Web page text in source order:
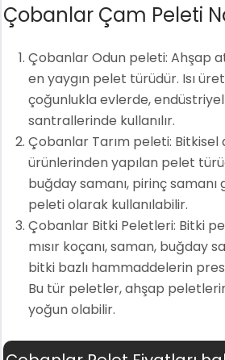
Çobanlar Çam Peleti
Çobanlar Odun peleti: Ahşap
en yaygın pelet türüdür. Isı
çoğunlukla evlerde,
santrallerinde kullanılır.
Çobanlar Tarım peleti: Bitkisel
ürünlerinden yapılan pelet
buğday samanı, pirinç samanı
peleti olarak kullanılabilir.
Çobanlar Bitki Peletleri: Bitki
mısır koçanı, saman, buğday
bitki bazlı hammaddelerin
Bu tür peletler, ahşap
yoğun olabilir.